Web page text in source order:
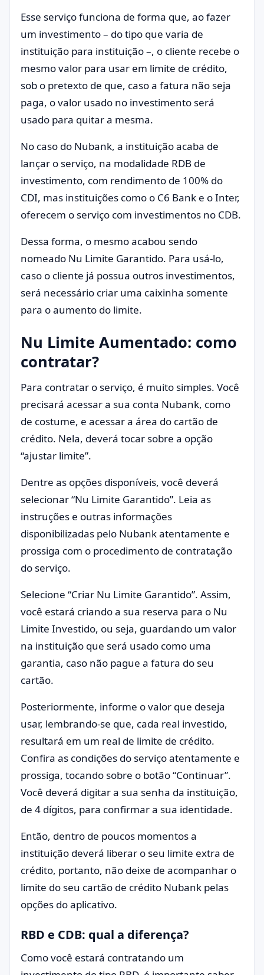
Esse serviço funciona de forma que, ao fazer
um investimento – do tipo que varia de
instituição para instituição –, o cliente recebe o
mesmo valor para usar em limite de crédito,
sob o pretexto de que, caso a fatura não seja
paga, o valor usado no investimento será
usado para quitar a mesma.
No caso do Nubank, a instituição acaba de
lançar o serviço, na modalidade RDB de
investimento, com rendimento de 100% do
CDI, mas instituições como o C6 Bank e o Inter,
oferecem o serviço com investimentos no CDB.
Dessa forma, o mesmo acabou sendo
nomeado Nu Limite Garantido. Para usá-lo,
caso o cliente já possua outros investimentos,
será necessário criar uma caixinha somente
para o aumento do limite.
Nu Limite Aumentado: como
contratar?
Para contratar o serviço, é muito simples. Você
precisará acessar a sua conta Nubank, como
de costume, e acessar a área do cartão de
crédito. Nela, deverá tocar sobre a opção
“ajustar limite”.
Dentre as opções disponíveis, você deverá
selecionar “Nu Limite Garantido”. Leia as
instruções e outras informações
disponibilizadas pelo Nubank atentamente e
prossiga com o procedimento de contratação
do serviço.
Selecione “Criar Nu Limite Garantido”. Assim,
você estará criando a sua reserva para o Nu
Limite Investido, ou seja, guardando um valor
na instituição que será usado como uma
garantia, caso não pague a fatura do seu
cartão.
Posteriormente, informe o valor que deseja
usar, lembrando-se que, cada real investido,
resultará em um real de limite de crédito.
Confira as condições do serviço atentamente e
prossiga, tocando sobre o botão “Continuar”.
Você deverá digitar a sua senha da instituição,
de 4 dígitos, para confirmar a sua identidade.
Então, dentro de poucos momentos a
instituição deverá liberar o seu limite extra de
crédito, portanto, não deixe de acompanhar o
limite do seu cartão de crédito Nubank pelas
opções do aplicativo.
RBD e CDB: qual a diferença?
Como você estará contratando um